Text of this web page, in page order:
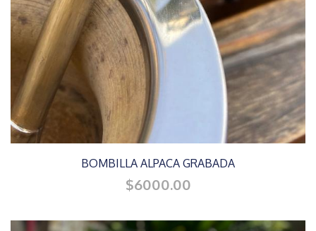
BOMBILLA ALPACA GRABADA
$6000.00